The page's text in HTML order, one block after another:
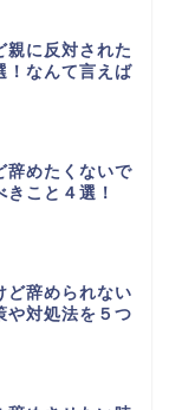
親に反対された
！なんて言えば
辞めたくないで
こと４選！
ど辞められない
や対処法を５つ